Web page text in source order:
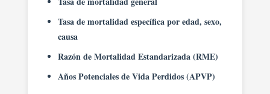
Tasa de mortalidad específica por edad, sexo,
causa
Razón de Mortalidad Estandarizada (RME)
Años Potenciales de Vida Perdidos (APVP)